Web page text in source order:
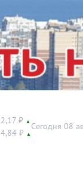
₽ ▲
₽ ▲
Сегодня 08